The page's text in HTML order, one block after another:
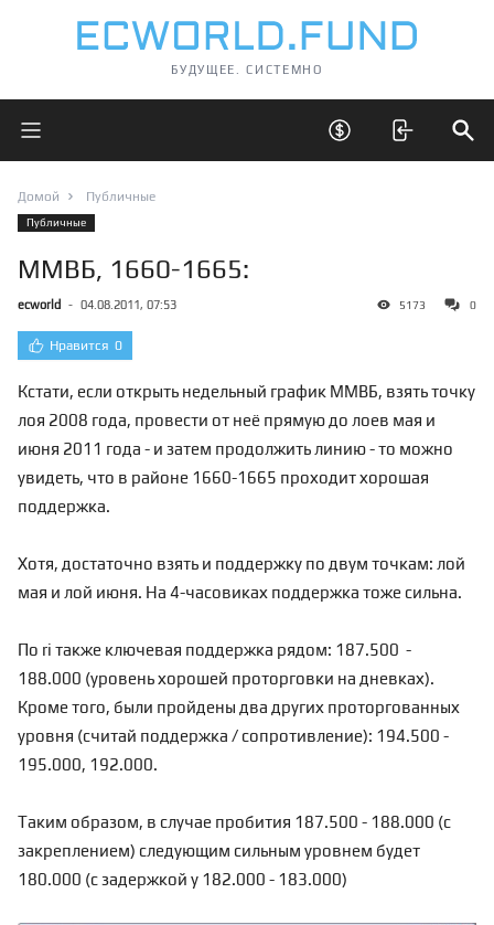
БУДУЩЕЕ. СИСТЕМНО
Открыть главное меню Открыть скрытые
Домой Публичные
Публичные
ММВБ, 1660-1665:
ecworld - 04.08.2011, 07:53 5173 0
Нравится 0
Кстати, если открыть недельный график ММВБ, взять точку
лоя 2008 года, провести от неё прямую до лоев мая и
июня 2011 года - и затем продолжить линию - то можно
увидеть, что в районе 1660-1665 проходит хорошая
поддержка.
Хотя, достаточно взять и поддержку по двум точкам: лой
мая и лой июня. На 4-часовиках поддержка тоже сильна.
По ri также ключевая поддержка рядом: 187.500 -
188.000 (уровень хорошей проторговки на дневках).
Кроме того, были пройдены два других проторгованных
уровня (считай поддержка / сопротивление): 194.500 -
195.000, 192.000.
Таким образом, в случае пробития 187.500 - 188.000 (с
закреплением) следующим сильным уровнем будет
180.000 (с задержкой у 182.000 - 183.000)